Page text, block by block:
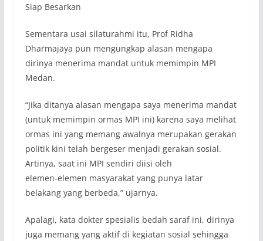
Siap Besarkan
Sementara usai silaturahmi itu, Prof Ridha
Dharmajaya pun mengungkap alasan mengapa
dirinya menerima mandat untuk memimpin MPI
Medan.
“Jika ditanya alasan mengapa saya menerima mandat
(untuk memimpin ormas MPI ini) karena saya melihat
ormas ini yang memang awalnya merupakan gerakan
politik kini telah bergeser menjadi gerakan sosial.
Artinya, saat ini MPI sendiri diisi oleh
elemen-elemen masyarakat yang punya latar
belakang yang berbeda,” ujarnya.
Apalagi, kata dokter spesialis bedah saraf ini, dirinya
juga memang yang aktif di kegiatan sosial sehingga